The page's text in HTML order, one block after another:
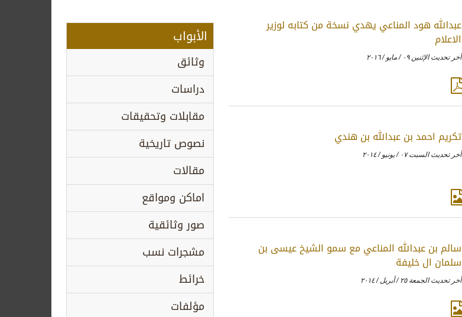
الأبواب
وثائق
دراسات
مقابلات وتحقيقات
نصوص تاريخية
مقالات
اماكن ومواقع
صور وثائقية
مشجرات نسب
خرائط
مؤلفات
عبدالله هود المناعي يهدي نسخة من كتابه لوزير
الاعلام
آخر تحديث الإثنين ٠٩ / مايو / ٢٠١٦
تكريم احمد بن عبدالله بن هندي
آخر تحديث السبت ٠٧ / يونيو / ٢٠١٤
سالم بن عبدالله المناعي مع سمو الشيخ عيسى بن
سلمان ال خليفة
آخر تحديث الجمعة ٢٥ / أبريل / ٢٠١٤